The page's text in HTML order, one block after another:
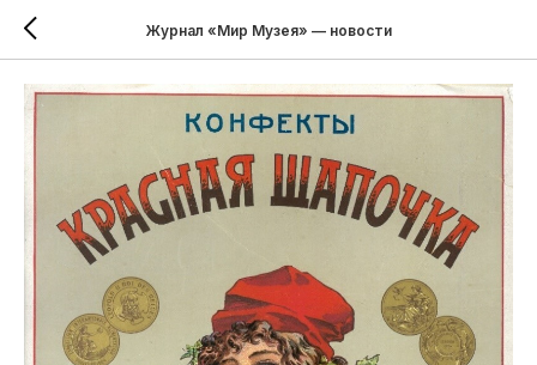
Журнал «Мир Музея» — новости